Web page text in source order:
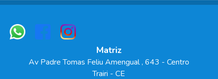
Matriz
Av Padre Tomas Feliu Amengual, 643 - Centro
Trairi -CE